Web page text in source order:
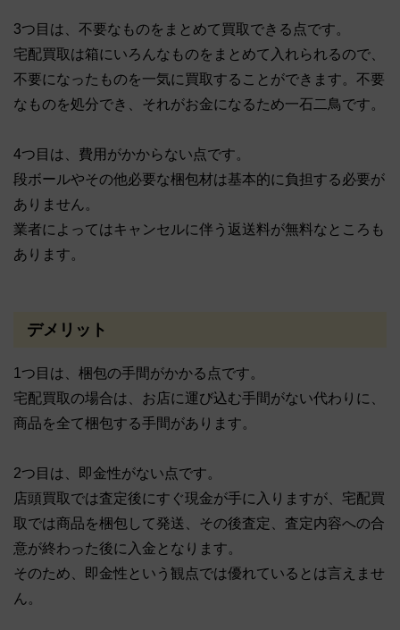
3つ目は、不要なものをまとめて買取できる点です。
宅配買取は箱にいろんなものをまとめて入れられるので、
不要になったものを一気に買取することができます。不要
なものを処分でき、それがお金になるため一石二鳥です。
4つ目は、費用がかからない点です。
段ボールやその他必要な梱包材は基本的に負担する必要が
ありません。
業者によってはキャンセルに伴う返送料が無料なところも
あります。
デメリット
1つ目は、梱包の手間がかかる点です。
宅配買取の場合は、お店に運び込む手間がない代わりに、
商品を全て梱包する手間があります。
2つ目は、即金性がない点です。
店頭買取では査定後にすぐ現金が手に入りますが、宅配買
取では商品を梱包して発送、その後査定、査定内容への合
意が終わった後に入金となります。
そのため、即金性という観点では優れているとは言えませ
ん。